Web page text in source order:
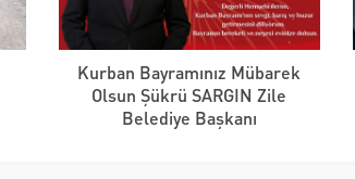
Kurban Bayramınız Mübarek
Olsun Şükrü SARGIN Zile
Belediye Başkanı